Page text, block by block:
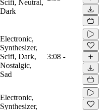
Scifi, Neutral,
Dark
Electronic,
Synthesizer,
Scifi, Dark,
Nostalgic,
Sad
3:08 -
Electronic,
Synthesizer,